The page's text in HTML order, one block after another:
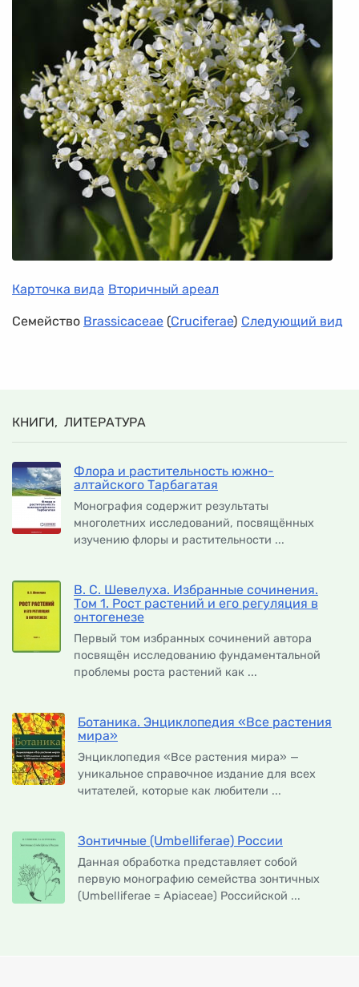
Карточка вида Вторичный ареал
Семейство Brassicaceae (Cruciferae) Следующий вид
КНИГИ, ЛИТЕРАТУРА
Флора и растительность южно-
алтайского Тарбагатая
Монография содержит результаты
многолетних исследований, посвящённых
изучению флоры и растительности ...
В. С. Шевелуха. Избранные сочинения.
Том 1. Рост растений и его регуляция в
онтогенезе
Первый том избранных сочинений автора
посвящён исследованию фундаментальной
проблемы роста растений как ...
Ботаника. Энциклопедия «Все растения
мира»
Энциклопедия «Все растения мира» —
уникальное справочное издание для всех
читателей, которые как любители ...
Зонтичные (Umbelliferae) России
Данная обработка представляет собой
первую монографию семейства зонтичных
(Umbelliferae = Apiaceae) Российской ...